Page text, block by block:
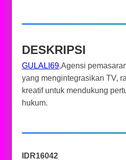
DESKRIPSI
GULALI69,Agensi
yang mengintegrasikan TV,
kreatif untuk mendukung
hukum.
IDR16042